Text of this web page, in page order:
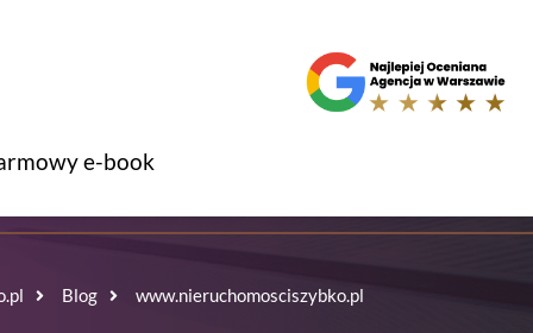
e-book
Blog www.nieruchomosciszybko.pl